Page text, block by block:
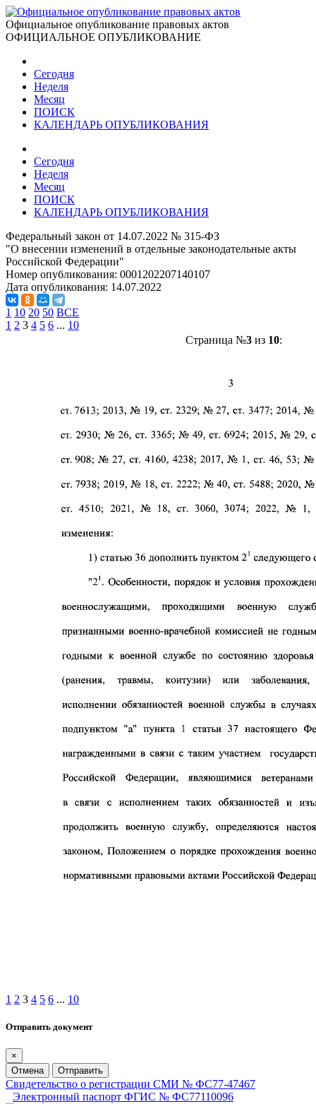
Официальное опубликование правовых актов
ОФИЦИАЛЬНОЕ ОПУБЛИКОВАНИЕ
Сегодня
Неделя
Месяц
ПОИСК
КАЛЕНДАРЬ ОПУБЛИКОВАНИЯ
Сегодня
Неделя
Месяц
ПОИСК
КАЛЕНДАРЬ ОПУБЛИКОВАНИЯ
Федеральный закон от 14.07.2022 № 315-ФЗ
"О внесении изменений в отдельные законодательные акты
Российской Федерации"
Номер опубликования: 0001202207140107
Дата опубликования: 14.07.2022
1 10 20 50 ВСЕ
1 2 3 4 5 6 ... 10
Страница №3из 10:
1 2 3 4 5 6 ... 10
Отправить документ
×
Отмена
Отправить
Свидетельство о регистрации СМИ № ФС77-47467
Электронный паспорт ФГИС № ФС77110096